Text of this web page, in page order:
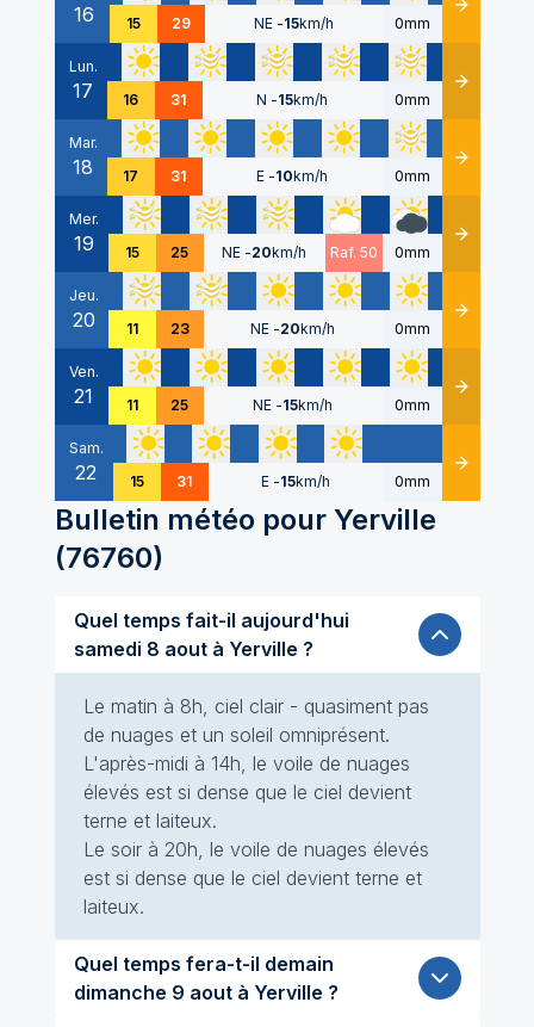
16 15 29 NE -15km/h 0mm Détails
Lun.
17 16 31 N -15km/h 0mm Détails
Mar.
18 17 31 E -10km/h 0mm Détails
Mer.
19 15 25 NE -20km/h Raf. 50 0mm Détails
Jeu.
20 11 23 NE -20km/h 0mm Détails
Ven.
21 11 25 NE -15km/h 0mm Détails
Sam.
22 15 31 E -15km/h 0mm Détails
Bulletin météo pour Yerville
(76760)
Quel temps fait-il aujourd'hui
samedi 8 aout à Yerville ?
Le matin à 8h, ciel clair - quasiment pas
de nuages et un soleil omniprésent.
L'après-midi à 14h, le voile de nuages
élevés est si dense que le ciel devient
terne et laiteux.
Le soir à 20h, le voile de nuages élevés
est si dense que le ciel devient terne et
laiteux.
Quel temps fera-t-il demain
dimanche 9 aout à Yerville ?